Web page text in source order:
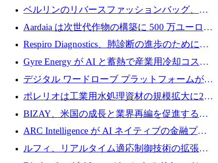
万ドルを確保
ベルリンのリバースファッションバッグ、繊
維仕分け規模拡大に7桁の資金調達
Aardaia は次世代作物の構築に 500 万ユーロを
寄付
Respiro Diagnostics、肺診断の進歩のために
100 万ポンドを確保
Gyre Energy が AI と蓄熱で産業用冷却コスト
を削減するために 130 万ドルを調達
デジタル ワードローブ プラットフォームが
1,000 万人のユーザーに到達し、Whering が
700 万ドルを獲得
ポレリオは工業用水処理資材の規模拡大に240
万ユーロを確保
BIZAY、米国の成長と業界再編を促進するた
めに5,500万ドルを確保
ARC Intelligence が AI ネイティブの金融プラ
ットフォームを拡大するために 400 万ユーロ
ルフィ、リアルタイム適応制御技術の拡張に
810万ポンドを確保